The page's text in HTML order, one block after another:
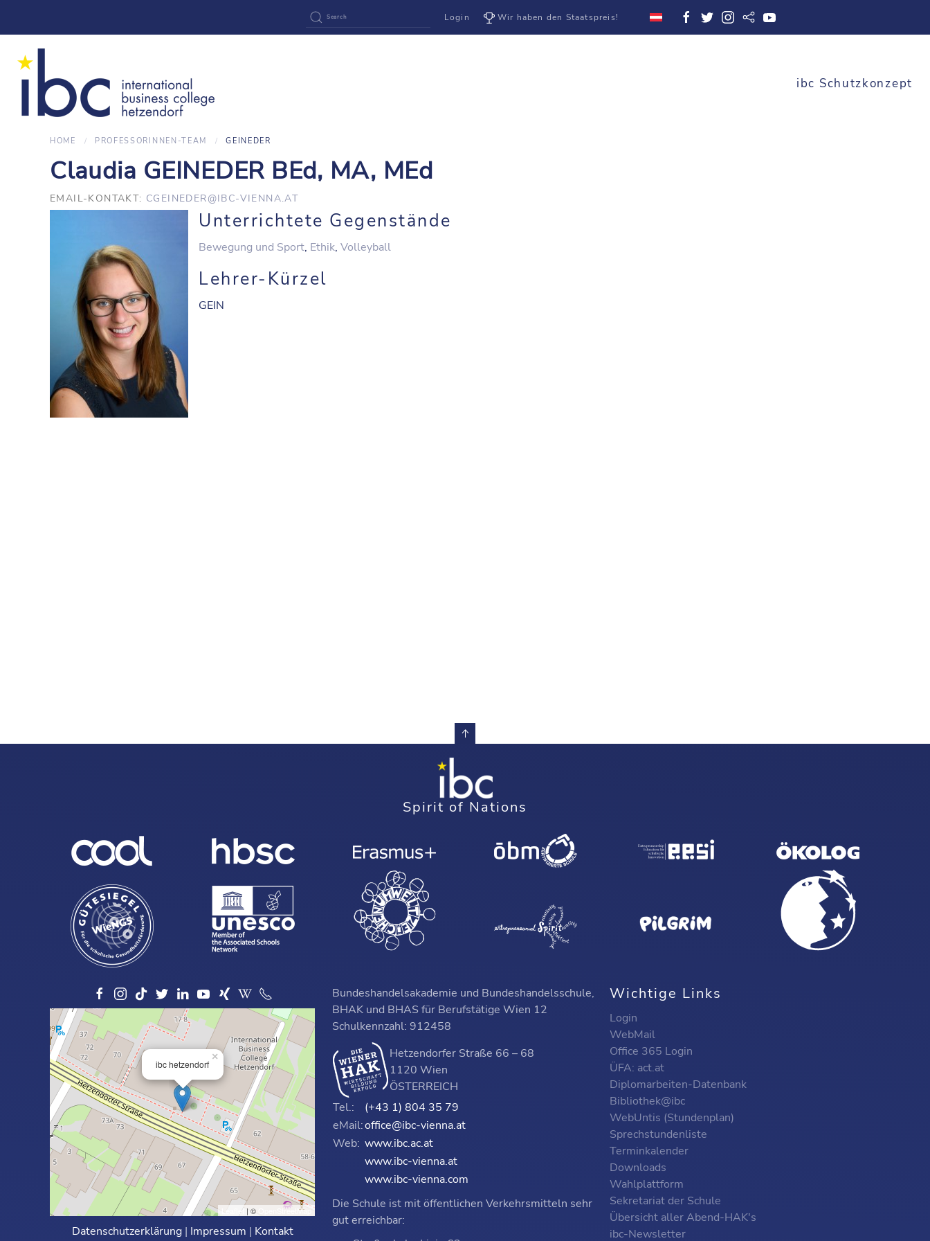
Login Wir haben den Staatspreis!
ibc Schutzkonzept
HOME PROFESSORINNEN-TEAM GEINEDER
Claudia GEINEDER BEd, MA, MEd
EMAIL-KONTAKT: CGEINEDER@IBC-VIENNA.AT
Unterrichtete Gegenstände
Bewegung und Sport, Ethik, Volleyball
Lehrer-Kürzel
GEIN
Spirit of Nations
ibc hetzendorf
×
Leaflet | © OpenStreetMap
Datenschutzerklärung| Impressum | Kontakt
Bundeshandelsakademie und Bundeshandelsschule,
BHAK und BHAS für Berufstätige Wien 12
Schulkennzahl: 912458
Hetzendorfer Straße 66 – 68
1120 Wien
ÖSTERREICH
Tel.:
(+43 1) 804 35 79
eMail:office@ibc-vienna.at
Web: www.ibc.ac.at
www.ibc-vienna.at
www.ibc-vienna.com
Die Schule ist mit öffentlichen Verkehrsmitteln sehr
gut erreichbar:
Wichtige Links
Login
WebMail
Office 365 Login
ÜFA: act.at
Diplomarbeiten-Datenbank
Bibliothek@ibc
WebUntis (Stundenplan)
Sprechstundenliste
Terminkalender
Downloads
Wahlplattform
Sekretariat der Schule
Übersicht aller Abend-HAK's
ibc-Newsletter